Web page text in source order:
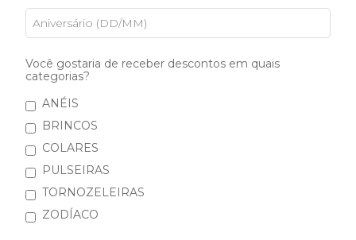
5% de descontopagando com Boleto
VER MEIOS DE PAGAMENTO
Banhos:
Ouro Amarelo 18k
Tamanhos:
45 cm
Você gostaria de receber descontos em quais
categorias?
ANÉIS
BRINCOS
COLARES
PULSEIRAS
TORNOZELEIRAS
ZODÍACO